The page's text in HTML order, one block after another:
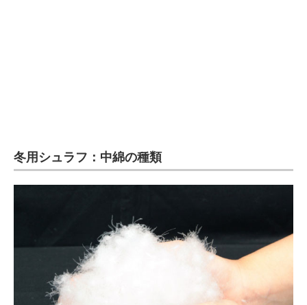
冬用シュラフ：中綿の種類